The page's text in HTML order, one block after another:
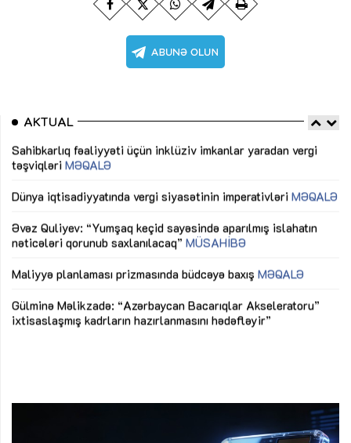
AKTUAL
Sahibkarlıq fəaliyyəti üçün inklüziv imkanlar yaradan vergi
təşviqləri MƏQALƏ
Dünya iqtisadiyyatında vergi siyasətinin imperativləri MƏQALƏ
Əvəz Quliyev: “Yumşaq keçid sayəsində aparılmış islahatın
nəticələri qorunub saxlanılacaq” MÜSAHİBƏ
Maliyyə planlaması prizmasında büdcəyə baxış MƏQALƏ
Gülminə Məlikzadə: “Azərbaycan Bacarıqlar Akseleratoru”
ixtisaslaşmış kadrların hazırlanmasını hədəfləyir”